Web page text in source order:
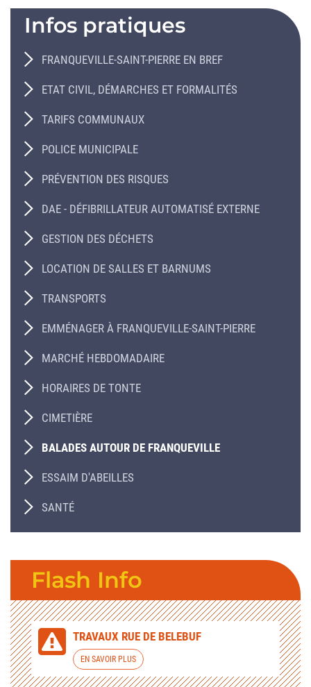
Infos pratiques
FRANQUEVILLE-SAINT-PIERRE EN BREF
ETAT CIVIL, DÉMARCHES ET FORMALITÉS
TARIFS COMMUNAUX
POLICE MUNICIPALE
PRÉVENTION DES RISQUES
DAE - DÉFIBRILLATEUR AUTOMATISÉ EXTERNE
GESTION DES DÉCHETS
LOCATION DE SALLES ET BARNUMS
TRANSPORTS
EMMÉNAGER À FRANQUEVILLE-SAINT-PIERRE
MARCHÉ HEBDOMADAIRE
HORAIRES DE TONTE
CIMETIÈRE
BALADES AUTOUR DE FRANQUEVILLE
ESSAIM D'ABEILLES
SANTÉ
Flash Info
TRAVAUX RUE DE BELEBUF
EN SAVOIR PLUS